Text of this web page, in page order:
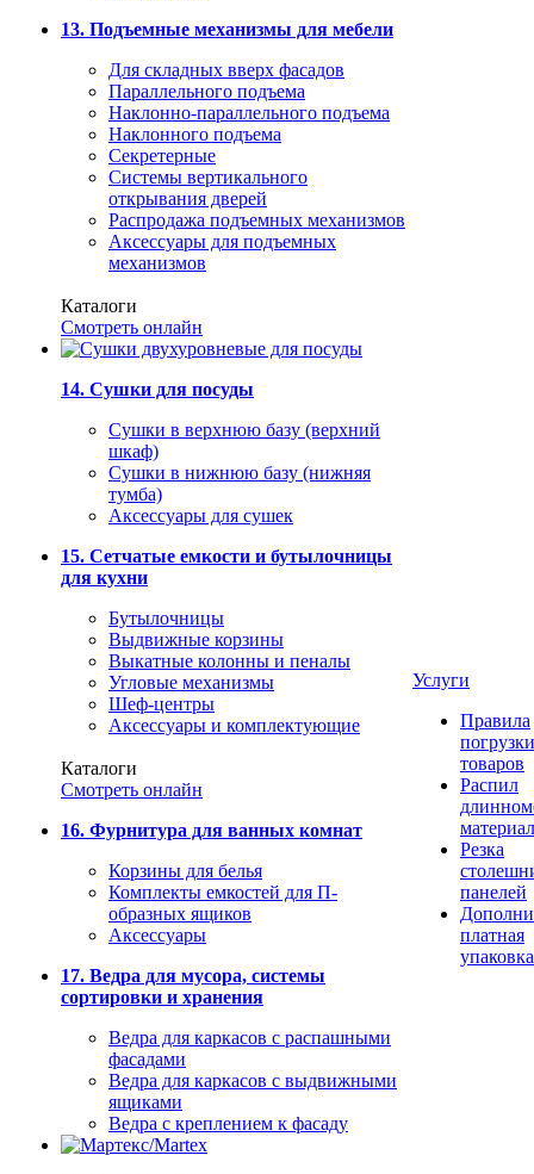
13. Подъемные механизмы для мебели
Для складных вверх фасадов
Параллельного подъема
Наклонно-параллельного подъема
Наклонного подъема
Секретерные
Системы вертикального
открывания дверей
Распродажа подъемных механизмов
Аксессуары для подъемных
механизмов
Каталоги
Смотреть онлайн
14. Сушки для посуды
Сушки в верхнюю базу (верхний
шкаф)
Сушки в нижнюю базу (нижняя
тумба)
Аксессуары для сушек
15. Сетчатые емкости и бутылочницы
для кухни
Бутылочницы
Выдвижные корзины
Выкатные колонны и пеналы
Угловые механизмы
Шеф-центры
Аксессуары и комплектующие
Каталоги
Смотреть онлайн
16. Фурнитура для ванных комнат
Корзины для белья
Комплекты емкостей для П-
образных ящиков
Аксессуары
17. Ведра для мусора, системы
сортировки и хранения
Ведра для каркасов с распашными
фасадами
Ведра для каркасов с выдвижными
ящиками
Ведра с креплением к фасаду
Услуги
Правила
погрузки
товаров
Распил
Резка
панелей
платная
упаковка